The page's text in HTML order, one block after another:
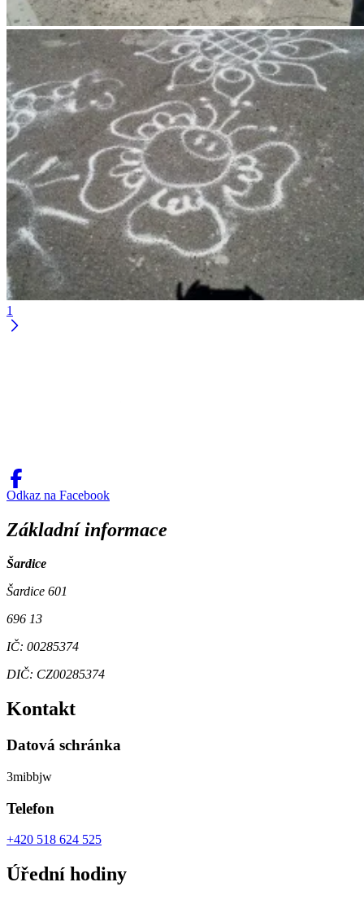
1
Odkaz na Facebook
Základní informace
Šardice
Šardice 601
696 13
IČ: 00285374
DIČ: CZ00285374
Kontakt
Datová schránka
3mibbjw
Telefon
+420 518 624 525
Úřední hodiny